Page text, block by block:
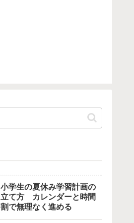
小学生の夏休み学習計画の
立て方 カレンダーと時間
割で無理なく進める